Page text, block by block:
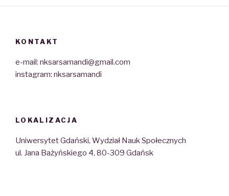
KONTAKT
e-mail: nksarsamandi@gmail.com
instagram: nksarsamandi
LOKALIZACJA
Uniwersytet Gdański, Wydział Nauk Społecznych
ul. Jana Bażyńskiego 4, 80-309 Gdańsk